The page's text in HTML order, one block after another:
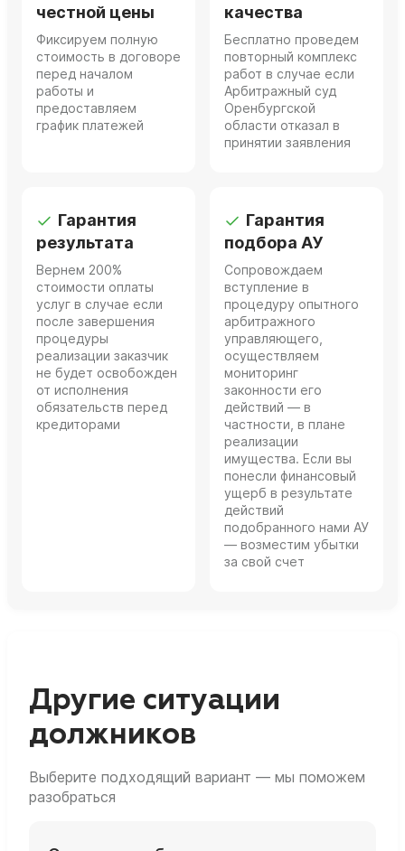
честной цены
Фиксируем полную
стоимость в договоре
перед началом
работы и
предоставляем
график платежей
качества
Бесплатно проведем
повторный комплекс
работ в случае если
Арбитражный суд
Оренбургской
области отказал в
принятии заявления
Гарантия
результата
Вернем 200%
стоимости оплаты
услуг в случае если
после завершения
процедуры
реализации заказчик
не будет освобожден
от исполнения
обязательств перед
кредиторами
Гарантия
подбора АУ
Сопровождаем
вступление в
процедуру опытного
арбитражного
управляющего,
осуществляем
мониторинг
законности его
действий — в
частности, в плане
реализации
имущества. Если вы
понесли финансовый
ущерб в результате
действий
подобранного нами АУ
— возместим убытки
за свой счет
Другие ситуации
должников
Выберите подходящий вариант — мы поможем
разобраться